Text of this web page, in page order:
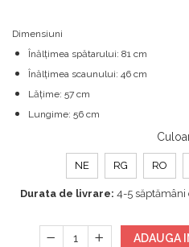
Dimensiuni
Înălțimea spătarului: 81 cm
Înălțimea scaunului: 46 cm
Lățime: 57 cm
Lungime: 56 cm
NE RG RO
Durata de livrare: 4-5
ADAUGA